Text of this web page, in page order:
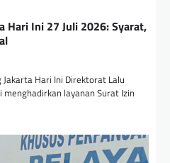
Hari Ini 27 Juli 2026: Syarat,
Hari Ini Direktorat Lalu
layanan Surat Izin